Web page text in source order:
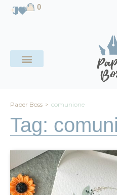
contenuto
0
Paper Boss > comunione
Tag: